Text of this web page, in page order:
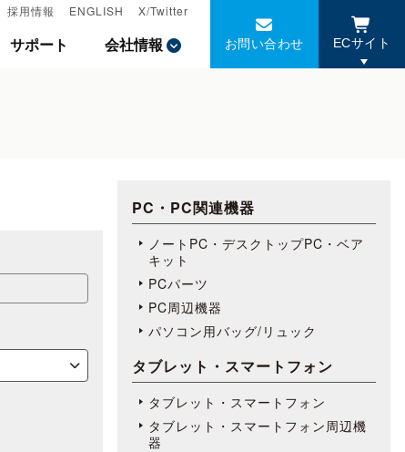
サポート 会社情報
採用情報 ENGLISH X/Twitter
お問い合わせ ECサイト
サポート 会社情報
採用情報 ENGLISH X/Twitter
お問い合わせ ECサイト
PC・PC関連機器
ノートPC・デスクトップPC・ベア
キット
PCパーツ
PC周辺機器
パソコン用バッグ/リュック
タブレット・スマートフォン
タブレット・スマートフォン
タブレット・スマートフォン周辺機
器